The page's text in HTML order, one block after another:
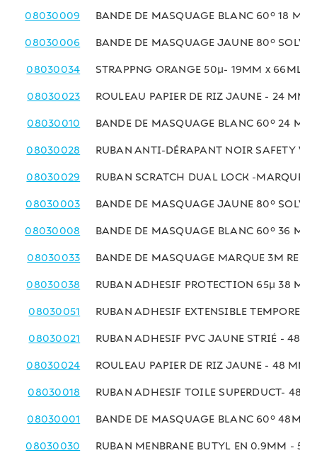
08030009 BANDE DE MASQUAGE BLANC 60° 18 MM
08030006 BANDE DE MASQUAGE JAUNE 80°
08030034 STRAPPNG ORANGE 50µ- 19MM x 66ML
08030023 ROULEAU PAPIER DE RIZ JAUNE - 24 MM
08030010 BANDE DE MASQUAGE BLANC 60° 24
08030028 RUBAN ANTI-DÉRAPANT NOIR SAFETY
08030029 RUBAN SCRATCH DUAL LOCK -MARQUE
08030003 BANDE DE MASQUAGE JAUNE 80°
08030008 BANDE DE MASQUAGE BLANC 60° 36
08030033 BANDE DE MASQUAGE MARQUE 3M REF
08030038 RUBAN ADHESIF PROTECTION 65µ 38
08030051 RUBAN ADHESIF EXTENSIBLE TEMPOREL
08030021 RUBAN ADHESIF PVC JAUNE STRIÉ -
08030024 ROULEAU PAPIER DE RIZ JAUNE - 48 MM
08030018 RUBAN ADHESIF TOILE SUPERDUCT-
08030001 BANDE DE MASQUAGE BLANC 60° 48MM
08030030 RUBAN MENBRANE BUTYL EN 0.9MM -